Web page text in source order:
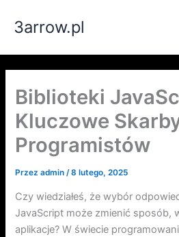
3arrow.pl
Biblioteki
Kluczowe
Programistów
Przezadmin /8 lutego, 2025
Czy wiedziałeś, że wybór
JavaScript może zmienić sposób,
aplikacje? W świecie